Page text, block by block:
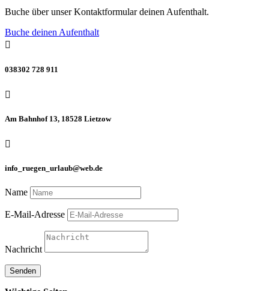
Buche über unser Kontaktformular deinen Aufenthalt.
Buche deinen Aufenthalt

038302 728 911

Am Bahnhof 13, 18528 Lietzow

info_ruegen_urlaub@web.de
Name
E-Mail-Adresse
Nachricht
Senden